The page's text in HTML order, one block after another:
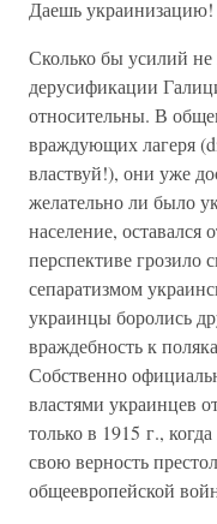
Даешь украинизацию!
Сколько бы усилий
дерусификации
относительны. В
враждующих лагеря
властвуй!), они уже
желательно ли было
население, оставался
перспективе грозило
сепаратизмом
украинцы боролись
враждебность к
Собственно
властями украинцев
только в 1915 г.,
свою верность
общеевропейской